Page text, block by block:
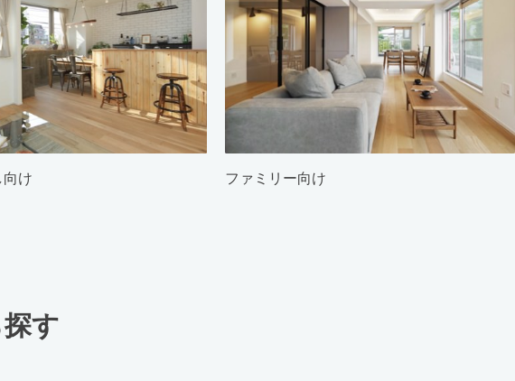
向け ファミリー向け
す